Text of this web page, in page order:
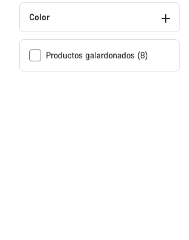
Color
Productos galardonados (8)